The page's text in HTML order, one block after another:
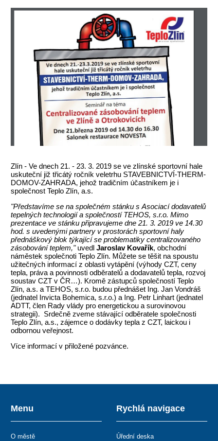
Zlín - Ve dnech 21. - 23. 3. 2019 se ve zlínské sportovní hale
uskuteční již třicátý ročník veletrhu STAVEBNICTVÍ-THERM-
DOMOV-ZAHRADA, jehož tradičním účastníkem je i
společnost Teplo Zlín, a.s.
"Představíme se na společném stánku s Asociací dodavatelů
tepelných technologií a společností TEHOS, s.r.o. Mimo
prezentace ve stánku připravujeme dne 21. 3. 2019 ve 14.30
hod. s uvedenými partnery v prostorách sportovní haly
přednáškový blok týkající se problematiky centralizovaného
zásobování teplem,"uvedlJaroslav Kovařík, obchodní
náměstek společnoti Teplo Zlín. Můžete se těšit na spoustu
užitečných informací z oblasti vytápění (výhody CZT, ceny
tepla, práva a povinnosti odběratelů a dodavatelů tepla, rozvoj
soustav CZT v ČR…). Kromě zástupců společností Teplo
Zlín, a.s. a TEHOS, s.r.o. budou přednášet Ing. Jan Vondráš
(jednatel Invicta Bohemica, s.r.o.) a Ing. Petr Linhart (jednatel
ADTT, člen Rady vlády pro energetickou a surovinovou
strategii). Srdečně zveme stávající odběratele společnosti
Teplo Zlín, a.s., zájemce o dodávky tepla z CZT, laickou i
odbornou veřejnost.
Více informací v přiložené pozvánce.
Menu
O městě
Rychlá navigace
Úřední deska